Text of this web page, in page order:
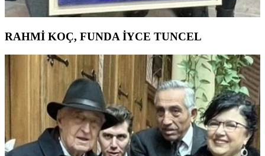
RAHMİ KOÇ, FUNDA İYCE TUNCEL